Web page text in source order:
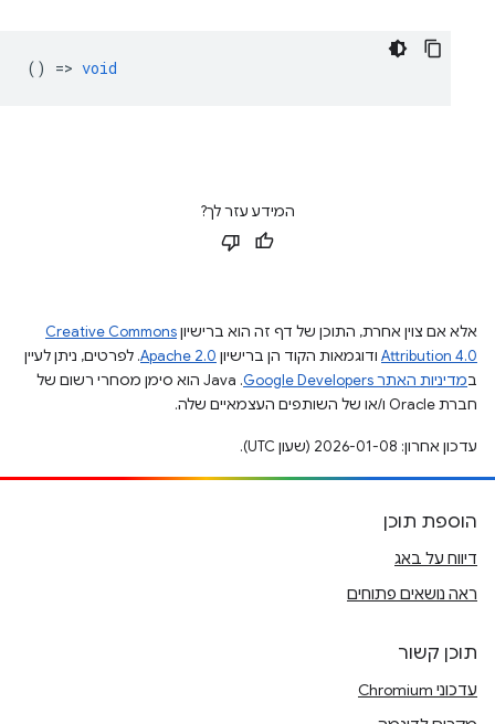
() => void
המידע עזר לך?
אלא אם צוין אחרת, התוכן של דף זה הוא ברישיוןCreative Commons
Attribution 4.0 ודוגמאות הקוד הן ברישיון Apache 2.0. לפרטים, ניתן לעיין
במדיניות האתר Google Developers‏
.‏ Java הוא סימן מסחרי רשום של
חברת Oracle ו/או של השותפים העצמאיים שלה.
עדכון אחרון: 2026-01-08 (שעון UTC).
הוספת תוכן
דיווח על באג
ראה נושאים פתוחים
תוכן קשור
עדכוני Chromium